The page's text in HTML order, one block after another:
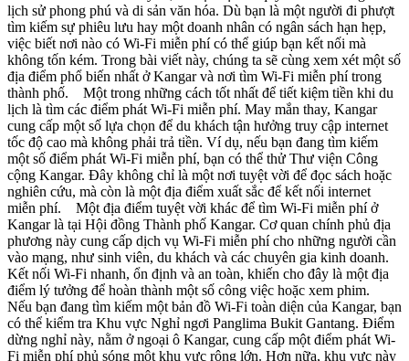
lịch sử phong phú và di sản văn hóa. Dù bạn là một người đi phượt
tìm kiếm sự phiêu lưu hay một doanh nhân có ngân sách hạn hẹp,
việc biết nơi nào có Wi-Fi miễn phí có thể giúp bạn kết nối mà
không tốn kém. Trong bài viết này, chúng ta sẽ cùng xem xét một số
địa điểm phổ biến nhất ở Kangar và nơi tìm Wi-Fi miễn phí trong
thành phố. Một trong những cách tốt nhất để tiết kiệm tiền khi du
lịch là tìm các điểm phát Wi-Fi miễn phí. May mắn thay, Kangar
cung cấp một số lựa chọn để du khách tận hưởng truy cập internet
tốc độ cao mà không phải trả tiền. Ví dụ, nếu bạn đang tìm kiếm
một số điểm phát Wi-Fi miễn phí, bạn có thể thử Thư viện Công
cộng Kangar. Đây không chỉ là một nơi tuyệt vời để đọc sách hoặc
nghiên cứu, mà còn là một địa điểm xuất sắc để kết nối internet
miễn phí. Một địa điểm tuyệt vời khác để tìm Wi-Fi miễn phí ở
Kangar là tại Hội đồng Thành phố Kangar. Cơ quan chính phủ địa
phương này cung cấp dịch vụ Wi-Fi miễn phí cho những người cần
vào mạng, như sinh viên, du khách và các chuyên gia kinh doanh.
Kết nối Wi-Fi nhanh, ổn định và an toàn, khiến cho đây là một địa
điểm lý tưởng để hoàn thành một số công việc hoặc xem phim.
Nếu bạn đang tìm kiếm một bản đồ Wi-Fi toàn diện của Kangar, bạn
có thể kiểm tra Khu vực Nghỉ ngơi Panglima Bukit Gantang. Điểm
dừng nghỉ này, nằm ở ngoại ô Kangar, cung cấp một điểm phát Wi-
Fi miễn phí phủ sóng một khu vực rộng lớn. Hơn nữa, khu vực này